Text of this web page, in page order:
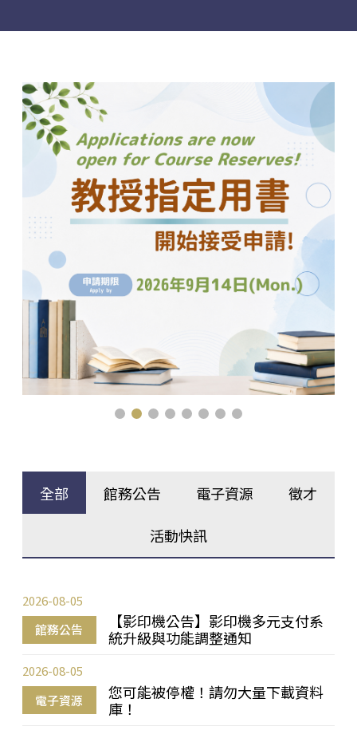
全部 館務公告 電子資源 徵才
活動快訊
館務公告
【影印機公告】影印機多元支付系
統升級與功能調整通知
2026-08-05
電子資源
您可能被停權！請勿大量下載資料
庫！
2026-08-05